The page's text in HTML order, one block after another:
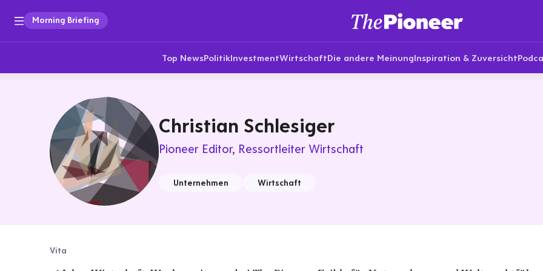
Morning Briefing
Top NewsPolitikInvestmentWirtschaftDie andere MeinungInspiration & Zuversicht
Christian Schlesiger
Pioneer Editor Ressortleiter Wirtschaft
Unternehmen Wirtschaft
Vita